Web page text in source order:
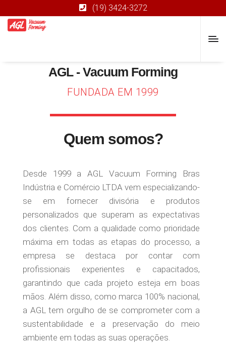
(19) 3424-3272
AGL - Vacuum Forming
FUNDADA EM 1999
Quem somos?
Desde 1999 a AGL Vacuum Forming Bras
Indústria e Comércio LTDA vem especializando-
se em fornecer divisória e produtos
personalizados que superam as expectativas
dos clientes. Com a qualidade como prioridade
máxima em todas as etapas do processo, a
empresa se destaca por contar com
profissionais experientes e capacitados,
garantindo que cada projeto esteja em boas
mãos. Além disso, como marca 100% nacional,
a AGL tem orgulho de se comprometer com a
sustentabilidade e a preservação do meio
ambiente em todas as suas operações.